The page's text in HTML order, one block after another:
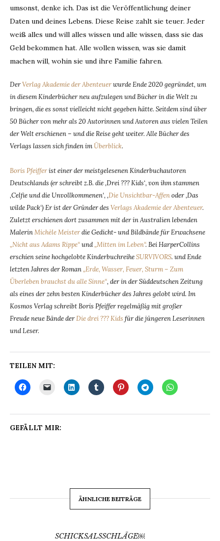
umsonst, denke ich. Das ist die Veröffentlichung deiner
Daten und deines Lebens. Diese Reise zahlt sie teuer. Jeder
weiß alles und will alles wissen und alle wissen, dass sie das
Geld bekommen hat. Alle wollen wissen, was sie damit
machen will, wohin sie und ihre Familie fahren.
DerVerlag Akademie der Abenteuerwurde Ende 2020 gegründet, um
in diesem Kinderbücher neu aufzulegen und Bücher in die Welt zu
bringen, die es sonst vielleicht nicht gegeben hätte. Seitdem sind über
50 Bücher von mehr als 20 Autorinnen und Autoren aus vielen Teilen
der Welt erschienen – und die Reise geht weiter. Alle Bücher des
Verlags lassen sich finden imÜberblick.
Boris Pfeifferist einer der meistgelesenen Kinderbuchautoren
Deutschlands (er schreibt z.B. die ‚Drei ??? Kids‘, von ihm stammen
‚Celfie und die Unvollkommenen‘, ‚Die Unsichtbar-Affenoder ‚Das
wilde Pack‘) Er ist der Gründer des Verlags Akademie der Abenteuer.
Zuletzt erschienen dort zusammen mit der in Australien lebenden
MalerinMichèle Meisterdie Gedicht- und Bildbände für Erwachsene
„Nicht aus Adams Rippe“und„Mitten im Leben“. Bei HarperCollins
erschien seine hochgelobte KinderbuchreiheSURVIVORS. und Ende
letzten Jahres der Roman„Erde, Wasser, Feuer, Sturm – Zum
Überleben brauchst du alle Sinne“, der in der Süddeutschen Zeitung
als eines der zehn besten Kinderbücher des Jahres gelobt wird. Im
Kosmos Verlag schreibt Boris Pfeiffer regelmäßig mit großer
Freude neue Bände derDie drei ??? Kids für die jüngeren Leserinnen
und Leser.
TEILEN MIT:
GEFÄLLT MIR:
ÄHNLICHE BEITRÄGE
SCHICKSALSSCHLÄGE￼